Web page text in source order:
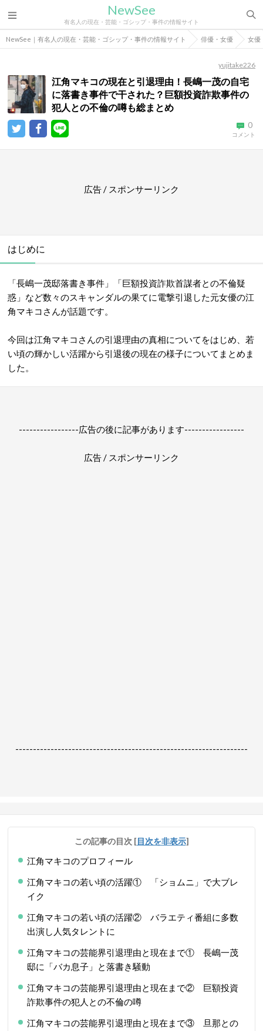
NewSee
有名人の現在・芸能・ゴシップ・事件の情報サイト
NewSee｜有名人の現在・芸能・ゴシップ・事件の情報サイト 俳優・女優 女優
yujitake226
江角マキコの現在と引退理由！長嶋一茂の自宅
に落書き事件で干された？巨額投資詐欺事件の
犯人との不倫の噂も総まとめ
0
コメント
広告 / スポンサーリンク
はじめに
「長嶋一茂邸落書き事件」「巨額投資詐欺首謀者との不倫疑
惑」など数々のスキャンダルの果てに電撃引退した元女優の江
角マキコさんが話題です。
今回は江角マキコさんの引退理由の真相についてをはじめ、 若
い頃の輝かしい活躍から引退後の現在の様子についてまとめま
した。
-----------------広告の後に記事があります-----------------
広告 / スポンサーリンク
------------------------------------------------------------------
この記事の目次 [目次を非表示]
江角マキコのプロフィール
江角マキコの若い頃の活躍① 「ショムニ」で大ブレ
イク
江角マキコの若い頃の活躍② バラエティ番組に多数
出演し人気タレントに
江角マキコの芸能界引退理由と現在まで① 長嶋一茂
邸に「バカ息子」と落書き騒動
江角マキコの芸能界引退理由と現在まで② 巨額投資
詐欺事件の犯人との不倫の噂
江角マキコの芸能界引退理由と現在まで③ 旦那との